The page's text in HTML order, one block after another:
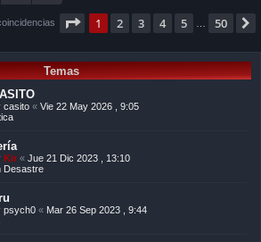
Página de 50
1 2 3 4 5 50
Temas
casito « Vie 22 May 2026 , 9:05
Kir « Jue 21 Dic 2023 , 13:10
Desastre
psych0 « Mar 26 Sep 2023 , 9:44